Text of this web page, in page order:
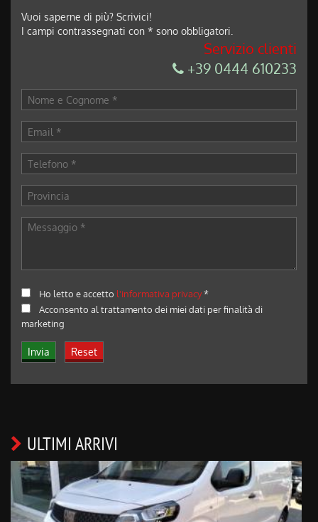
Vuoi saperne di più? Scrivici!
I campi contrassegnati con * sono obbligatori.
Servizio clienti
+39 0444 610233
Ho letto e accetto l'informativa privacy*
Acconsento al trattamento dei miei dati per finalità di
marketing
ULTIMI ARRIVI